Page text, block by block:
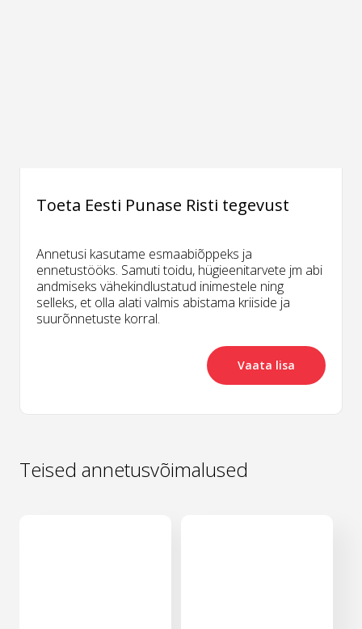
Toeta Eesti Punase Risti tegevust
Annetusi kasutame esmaabiõppeks ja
ennetustööks. Samuti toidu, hügieenitarvete jm abi
andmiseks vähekindlustatud inimestele ning
selleks, et olla alati valmis abistama kriiside ja
suurõnnetuste korral.
Vaata lisa
Teised annetusvõimalused